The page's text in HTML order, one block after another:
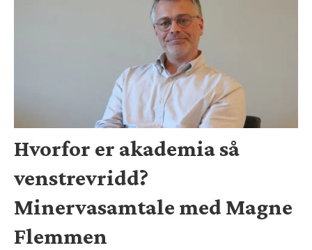
Hvorfor er akademia så
venstrevridd?
Minervasamtale med Magne
Flemmen